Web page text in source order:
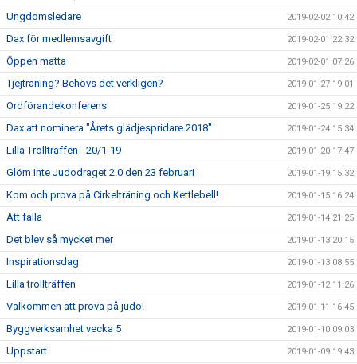
Ungdomsledare 2019-02-02 10:42
Dax för medlemsavgift 2019-02-01 22:32
Öppen matta 2019-02-01 07:26
Tjejträning? Behövs det verkligen? 2019-01-27 19:01
Ordförandekonferens 2019-01-25 19:22
Dax att nominera "Årets glädjespridare 2018" 2019-01-24 15:34
Lilla Trollträffen - 20/1-19 2019-01-20 17:47
Glöm inte Judodraget 2.0 den 23 februari 2019-01-19 15:32
Kom och prova på Cirkelträning och Kettlebell! 2019-01-15 16:24
Att falla 2019-01-14 21:25
Det blev så mycket mer 2019-01-13 20:15
Inspirationsdag 2019-01-13 08:55
Lilla trollträffen 2019-01-12 11:26
Välkommen att prova på judo! 2019-01-11 16:45
Byggverksamhet vecka 5 2019-01-10 09:03
Uppstart 2019-01-09 19:43